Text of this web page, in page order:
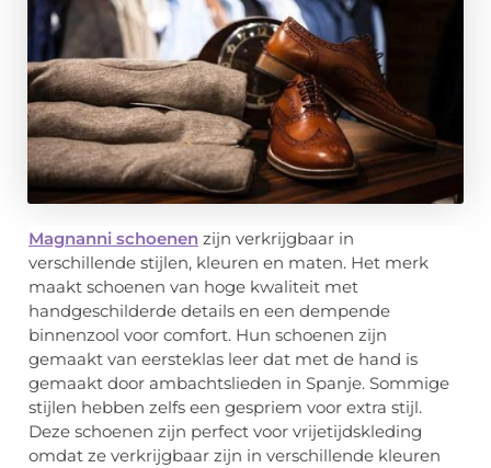
Magnanni schoenen zijn verkrijgbaar in
verschillende stijlen, kleuren en maten. Het merk
maakt schoenen van hoge kwaliteit met
handgeschilderde details en een dempende
binnenzool voor comfort. Hun schoenen zijn
gemaakt van eersteklas leer dat met de hand is
gemaakt door ambachtslieden in Spanje. Sommige
stijlen hebben zelfs een gespriem voor extra stijl.
Deze schoenen zijn perfect voor vrijetijdskleding
omdat ze verkrijgbaar zijn in verschillende kleuren